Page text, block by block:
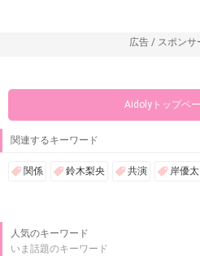
広告 / スポンサ
Aidolyトップペ
関連するキーワード
関係 鈴木梨央 共演 岸優太
人気のキーワード
いま話題のキーワード